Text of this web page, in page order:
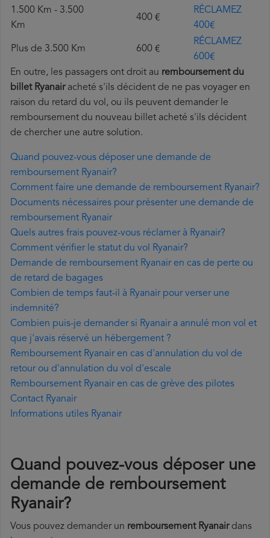
1.500 Km - 3.500
Km
400 €
RÉCLAMEZ
400€
Plus de 3.500 Km 600 €
RÉCLAMEZ
600€
En outre, les passagers ont droit au remboursement du
billet Ryanairacheté s'ils décident de ne pas voyager en
raison du retard du vol, ou ils peuvent demander le
remboursement du nouveau billet acheté s'ils décident
de chercher une autre solution.
Quand pouvez-vous déposer une demande de
remboursement Ryanair?
Comment faire une demande de remboursement Ryanair?
Documents nécessaires pour présenter une demande de
remboursement Ryanair
Quels autres frais pouvez-vous réclamer à Ryanair?
Comment vérifier le statut du vol Ryanair?
Demande de remboursement Ryanair en cas de perte ou
de retard de bagages
Combien de temps faut-il à Ryanair pour verser une
indemnité?
Combien puis-je demander si Ryanair a annulé mon vol et
que j'avais réservé un hébergement ?
Remboursement Ryanair en cas d'annulation du vol de
retour ou d'annulation du vol d'escale
Remboursement Ryanair en cas de grève des pilotes
Contact Ryanair
Informations utiles Ryanair
Quand pouvez-vous déposer une
demande de remboursement
Ryanair?
Vous pouvez demander un remboursement Ryanairdans